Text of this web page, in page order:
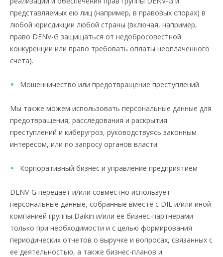
представляемых ею лиц (например, в правовых спорах) в
любой юрисдикции любой страны (включая, например,
право DENV-G защищаться от недобросовестной
конкуренции или право требовать оплаты неоплаченного
счета).
Мошенничество или предотвращение преступлений
Мы также можем использовать персональные данные для
предотвращения, расследования и раскрытия
преступлений и киберугроз, руководствуясь законным
интересом, или по запросу органов власти.
Корпоративный бизнес и управление предприятием
DENV-G передает и/или совместно использует
персональные данные, собранные вместе с DIL и/или иной
компанией группы Daikin и/или ее бизнес-партнерами
только при необходимости и с целью формирования
периодических отчетов о выручке и вопросах, связанных с
ее деятельностью, а также бизнес-планов и